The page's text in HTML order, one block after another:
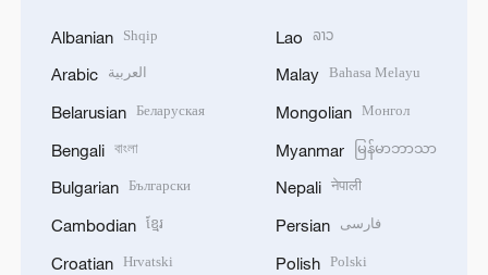
Albanian Shqip
Arabic العربية
Belarusian Беларуская
Bengali বাংলা
Bulgarian Български
Cambodian ខ្មែរ
Croatian Hrvatski
Lao ລາວ
Malay Bahasa Melayu
Mongolian Монгол
Myanmar မြန်မာဘာသာ
Nepali नेपाली
Persian فارسی
Polish Polski